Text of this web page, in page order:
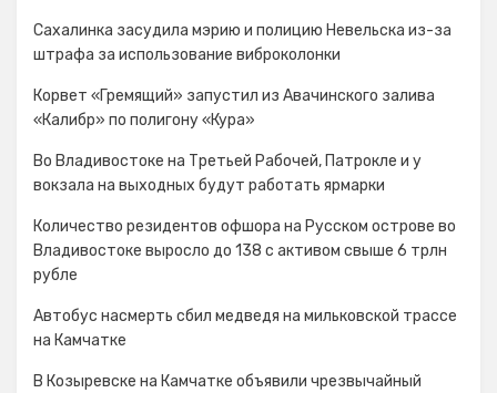
Сахалинка засудила мэрию и полицию Невельска из-за
штрафа за использование виброколонки
Корвет «Гремящий» запустил из Авачинского залива
«Калибр» по полигону «Кура»
Во Владивостоке на Третьей Рабочей, Патрокле и у
вокзала на выходных будут работать ярмарки
Количество резидентов офшора на Русском острове во
Владивостоке выросло до 138 с активом свыше 6 трлн
рубле
Автобус насмерть сбил медведя на мильковской трассе
на Камчатке
В Козыревске на Камчатке объявили чрезвычайный